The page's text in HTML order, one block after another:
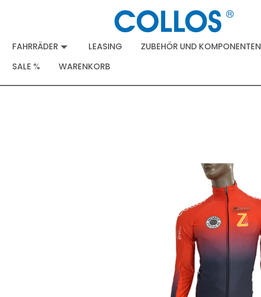
FAHRRÄDER LEASING ZUBEHÖR UND KOMPONENTEN
SALE %
WARENKORB